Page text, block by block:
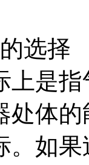
选择
是指
处体
。如